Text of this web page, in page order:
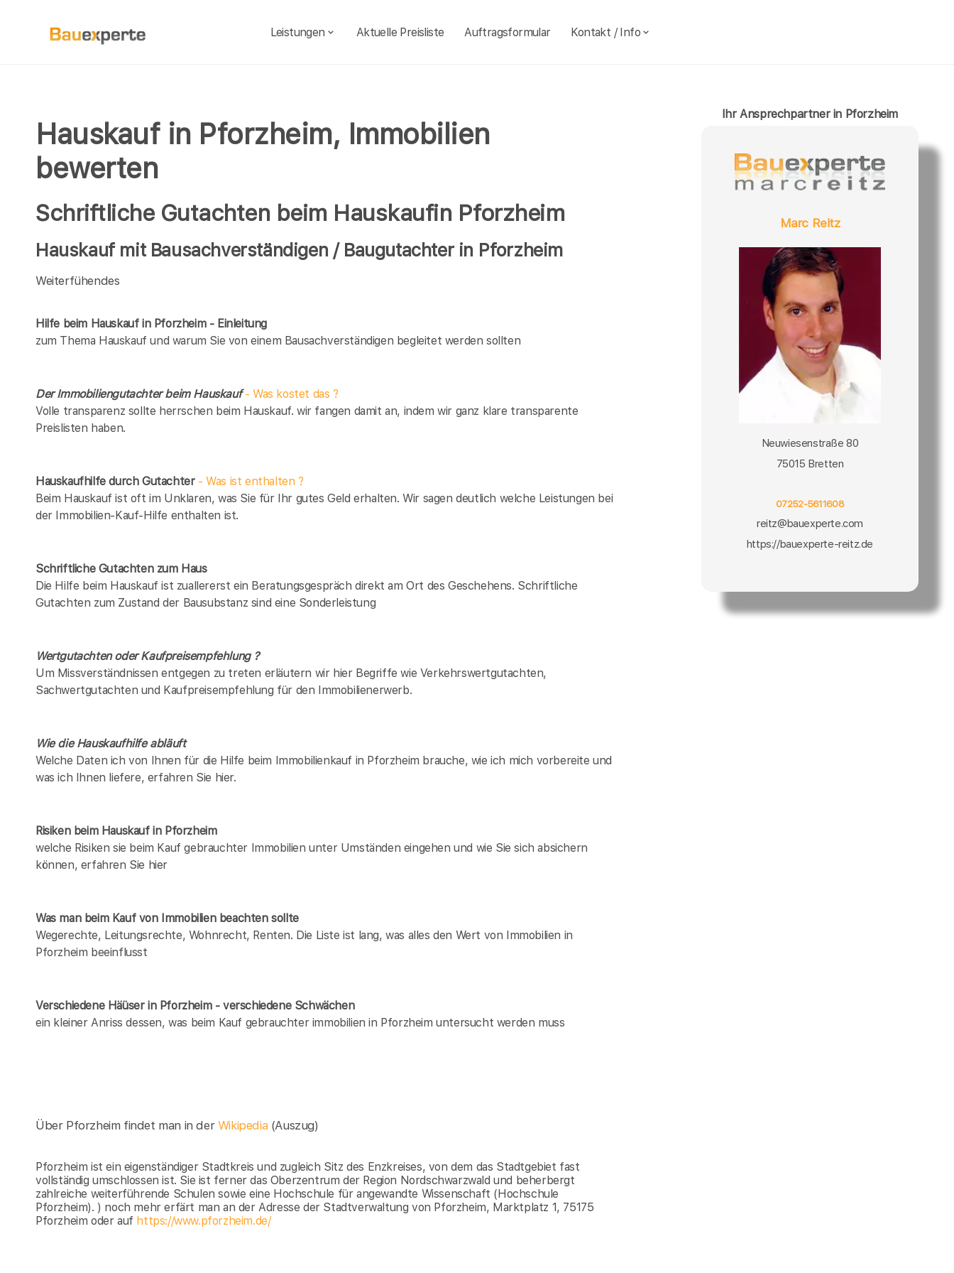
Leistungen Aktuelle Preisliste Auftragsformular Kontakt / Info
Hauskauf in Pforzheim, Immobilien
bewerten
Schriftliche Gutachten beim Hauskaufin Pforzheim
Hauskauf mit Bausachverständigen / Baugutachter in Pforzheim
Weiterfühendes
Hilfe beim Hauskauf in Pforzheim - Einleitung
zum Thema Hauskauf und warum Sie von einem Bausachverständigen begleitet werden sollten
Der Immobiliengutachter beim Hauskauf- Was kostet das ?
Volle transparenz sollte herrschen beim Hauskauf. wir fangen damit an, indem wir ganz klare transparente
Preislisten haben.
Hauskaufhilfe durch Gutachter- Was ist enthalten ?
Beim Hauskauf ist oft im Unklaren, was Sie für Ihr gutes Geld erhalten. Wir sagen deutlich welche Leistungen bei
der Immobilien-Kauf-Hilfe enthalten ist.
Schriftliche Gutachten zum Haus
Die Hilfe beim Hauskauf ist zuallererst ein Beratungsgespräch direkt am Ort des Geschehens. Schriftliche
Gutachten zum Zustand der Bausubstanz sind eine Sonderleistung
Wertgutachten oder Kaufpreisempfehlung ?
Um Missverständnissen entgegen zu treten erläutern wir hier Begriffe wie Verkehrswertgutachten,
Sachwertgutachten und Kaufpreisempfehlung für den Immobilienerwerb.
Wie die Hauskaufhilfe abläuft
Welche Daten ich von Ihnen für die Hilfe beim Immobilienkauf in Pforzheim brauche, wie ich mich vorbereite und
was ich Ihnen liefere, erfahren Sie hier.
Risiken beim Hauskaufin Pforzheim
welche Risiken sie beim Kauf gebrauchter Immobilien unter Umständen eingehen und wie Sie sich absichern
können, erfahren Sie hier
Was man beim Kauf von Immobilien beachten sollte
Wegerechte, Leitungsrechte, Wohnrecht, Renten. Die Liste ist lang, was alles den Wert von Immobilien in
Pforzheim beeinflusst
Verschiedene Häüser in Pforzheim - verschiedene Schwächen
ein kleiner Anriss dessen, was beim Kauf gebrauchter immobilien in Pforzheim untersucht werden muss
Über Pforzheim findet man in der Wikipedia (Auszug)
Pforzheim ist ein eigenständiger Stadtkreis und zugleich Sitz des Enzkreises, von dem das Stadtgebiet fast
vollständig umschlossen ist. Sie ist ferner das Oberzentrum der Region Nordschwarzwald und beherbergt
zahlreiche weiterführende Schulen sowie eine Hochschule für angewandte Wissenschaft (Hochschule
Pforzheim). ) noch mehr erfärt man an der Adresse der Stadtverwaltung von Pforzheim, Marktplatz 1, 75175
Pforzheim oder auf https://www.pforzheim.de/
Ihr Ansprechpartner in Pforzheim
Marc Reitz
Neuwiesenstraße 80
75015 Bretten
07252-5611608
reitz@bauexperte.com
https://bauexperte-reitz.de